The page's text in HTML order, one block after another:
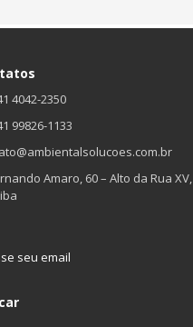
4042-2350
99826-1133
Amaro, 60 – Alto da Rua XV,
seu email